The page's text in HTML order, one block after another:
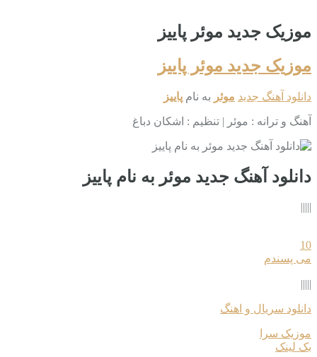
موزیک جدید موئر پاییز
موزیک جدید موئر پاییز
دانلود آهنگ جدید موئر به نام پاییز
آهنگ و ترانه : موئر | تنظیم : اشکان دباغ
دانلود آهنگ جدید موئر به نام پاییز
|||||
10
می پسندم
|||||
دانلود سریال و اهنگ
موزیک سرا
بک لینک